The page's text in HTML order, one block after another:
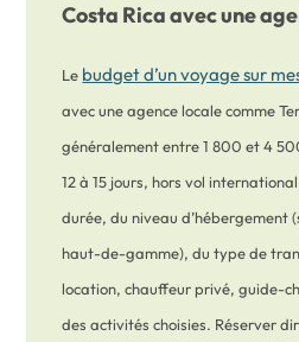
Costa Rica avec une
Le budget d’un voyage sur
avec une agence locale comme
généralement entre 1 800 et 4
12 à 15 jours, hors vol
durée, du niveau d’hébergement
haut-de-gamme), du type de
location, chauffeur privé, guide-
des activités choisies. Réserver